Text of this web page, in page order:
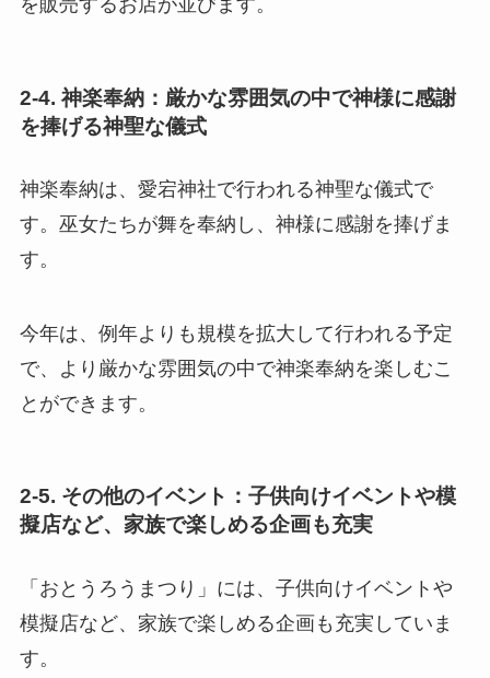
を販売するお店が並びます。
2-4. 神楽奉納：厳かな雰囲気の中で神様に感謝
を捧げる神聖な儀式
神楽奉納は、愛宕神社で行われる神聖な儀式で
す。巫女たちが舞を奉納し、神様に感謝を捧げま
す。
今年は、例年よりも規模を拡大して行われる予定
で、より厳かな雰囲気の中で神楽奉納を楽しむこ
とができます。
2-5. その他のイベント：子供向けイベントや模
擬店など、家族で楽しめる企画も充実
「おとうろうまつり」には、子供向けイベントや
模擬店など、家族で楽しめる企画も充実していま
す。